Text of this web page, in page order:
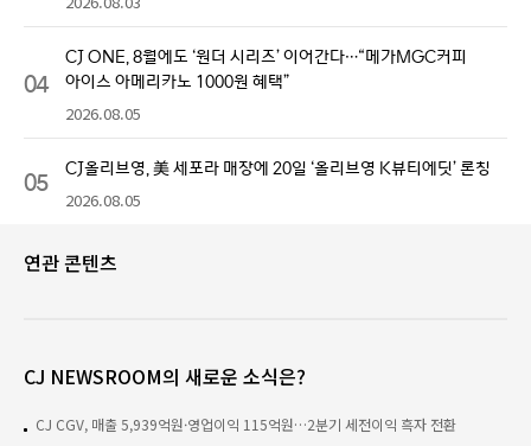
04
CJ ONE, 8월에도 ‘원더 시리즈’ 이어간다…“메가MGC커피
아이스 아메리카노 1000원 혜택”
2026.08.05
05 CJ올리브영, 美 세포라 매장에 20일 ‘올리브영 K뷰티에딧’ 론칭
2026.08.05
연관 콘텐츠
CJ NEWSROOM의 새로운 소식은?
CJ CGV, 매출 5,939억원·영업이익 115억원…2분기 세전이익 흑자 전환